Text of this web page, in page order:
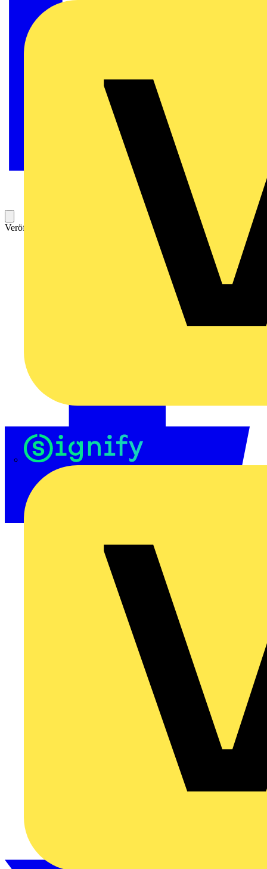
Veröffentlicht: 4. Mai 2021 Kategorie: Aufzeichnung